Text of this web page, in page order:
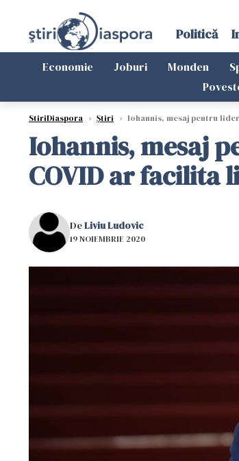
Politică
Economie Joburi Monden
StiriDiaspora › Știri › Iohannis, mesaj pentru
Iohannis, mesaj
COVID ar facilita
DeLiviu Ludovic
19 NOIEMBRIE 2020